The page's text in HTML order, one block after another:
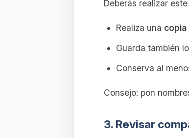
Deberás realizar
Realiza una copia
Guarda también
Conserva al
Consejo: pon
3. Revisar